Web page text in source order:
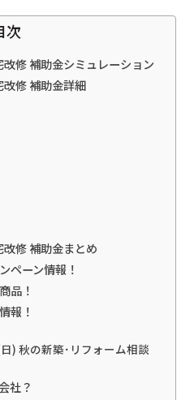
次
修 補助金シミュレーション
修 補助金詳細
修 補助金まとめ
ペーン情報！
品！
報！
) 秋の新築･リフォーム相談
社？